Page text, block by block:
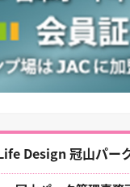
Design 冠山パー